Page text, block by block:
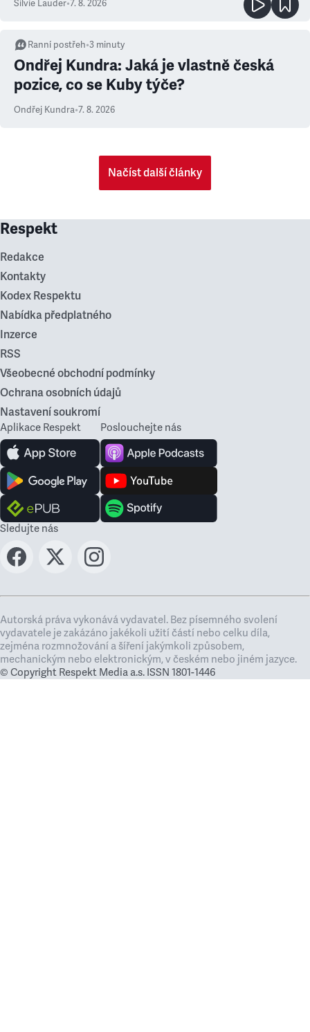
Silvie Lauder•7. 8. 2026
Ranní postřeh•3 minuty
Ondřej Kundra: Jaká je vlastně česká
pozice, co se Kuby týče?
Ondřej Kundra•7. 8. 2026
Načíst další články
Respekt
Redakce
Kontakty
Kodex Respektu
Nabídka předplatného
Inzerce
RSS
Všeobecné obchodní podmínky
Ochrana osobních údajů
Nastavení soukromí
Aplikace Respekt Poslouchejte nás
Sledujte nás
Autorská práva vykonává vydavatel. Bez písemného svolení
vydavatele je zakázáno jakékoli užití částí nebo celku díla,
zejména rozmnožování a šíření jakýmkoli způsobem,
mechanickým nebo elektronickým, v českém nebo jiném jazyce.
© Copyright Respekt Media a.s. ISSN 1801-1446